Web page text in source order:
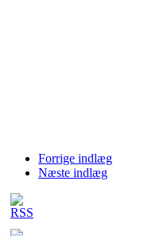
Forrige indlæg
Næste indlæg